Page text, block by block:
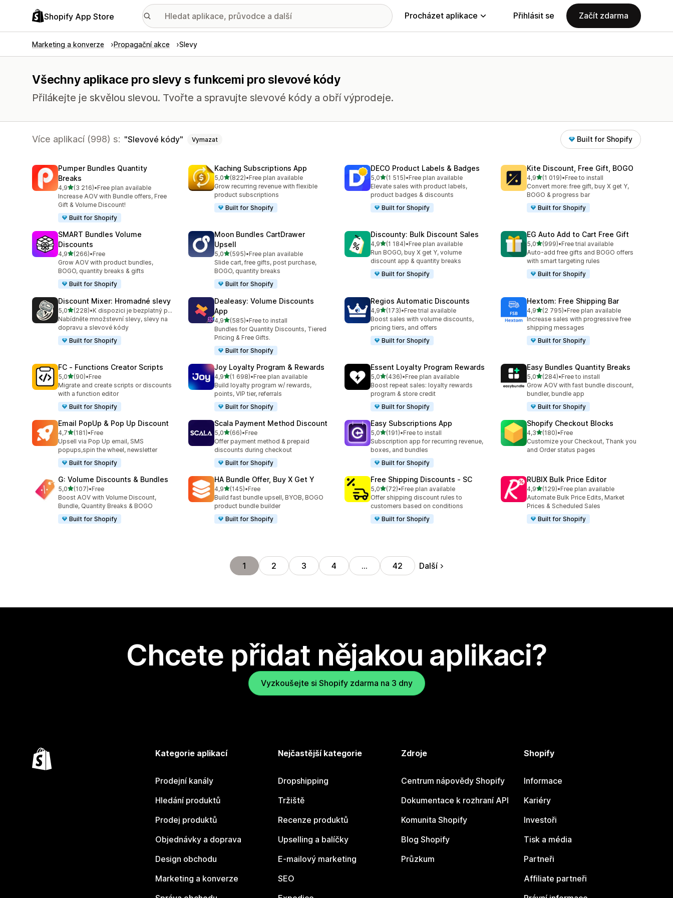
Shopify App Store Procházet aplikace Přihlásit se Začít zdarma
Marketing a konverze Propagační akce Slevy
Všechny aplikace pro slevy s funkcemi pro slevové kódy
Přilákejte je skvělou slevou. Tvořte a spravujte slevové kódy a obří výprodeje.
Více aplikací (998) s: Slevové kódy Vymazat Built for Shopify
Pumper Bundles Quantity
Breaks
4,9z 5 hvězd
(3 216)
Celkový počet recenzí: 3216
•Free plan available
Increase AOV with Bundle offers, Free
Gift & Volume Discount!
Built for Shopify
Kaching Subscriptions App
5,0z 5 hvězd
(822)
Celkový počet recenzí: 822
•Free plan available
Grow recurring revenue with flexible
product subscriptions
Built for Shopify
DECO Product Labels & Badges
5,0z 5 hvězd
(1 515)
Celkový počet recenzí: 1515
•Free plan available
Elevate sales with product labels,
product badges & discounts
Built for Shopify
Kite Discount, Free Gift, BOGO
4,9z 5 hvězd
(1 019)
Celkový počet recenzí: 1019
•Free to install
Convert more: free gift, buy X get Y,
BOGO & progress bar
Built for Shopify
SMART Bundles Volume
Discounts
4,9z 5 hvězd
(266)
Celkový počet recenzí: 266
•Free
Grow AOV with product bundles,
BOGO, quantity breaks & gifts
Built for Shopify
Moon Bundles CartDrawer
Upsell
5,0z 5 hvězd
(595)
Celkový počet recenzí: 595
•Free plan available
Slide cart, free gifts, post purchase,
BOGO, quantity breaks
Built for Shopify
Discounty: Bulk Discount Sales
4,9z 5 hvězd
(1 184)
Celkový počet recenzí: 1184
•Free plan available
Run BOGO, buy X get Y, volume
discount app & quantity breaks
Built for Shopify
EG Auto Add to Cart Free Gift
5,0z 5 hvězd
(999)
Celkový počet recenzí: 999
•Free trial available
Auto-add free gifts and BOGO offers
with smart targeting rules
Built for Shopify
Discount Mixer: Hromadné slevy
5,0z 5 hvězd
(228)
Celkový počet recenzí: 228
•
K dispozici je bezplatný plán
Nabídněte množstevní slevy, slevy na
dopravu a slevové kódy
Built for Shopify
Dealeasy: Volume Discounts
App
4,9z 5 hvězd
(585)
Celkový počet recenzí: 585
•Free to install
Bundles for Quantity Discounts, Tiered
Pricing & Free Gifts.
Built for Shopify
Regios Automatic Discounts
4,9z 5 hvězd
(173)
Celkový počet recenzí: 173
•Free trial available
Boost sales with volume discounts,
pricing tiers, and offers
Built for Shopify
Hextom: Free Shipping Bar
4,9z 5 hvězd
(2 795)
Celkový počet recenzí: 2795
•Free plan available
Increase sales with progressive free
shipping messages
Built for Shopify
FC ‑ Functions Creator Scripts
5,0z 5 hvězd
(90)
Celkový počet recenzí: 90
•Free
Migrate and create scripts or discounts
with a function editor
Built for Shopify
Joy Loyalty Program & Rewards
4,9z 5 hvězd
(1 698)
Celkový počet recenzí: 1698
•Free plan available
Build loyalty program w/ rewards,
points, VIP tier, referrals
Built for Shopify
Essent Loyalty Program Rewards
5,0z 5 hvězd
(436)
Celkový počet recenzí: 436
•Free plan available
Boost repeat sales: loyalty rewards
program & store credit
Built for Shopify
Easy Bundles Quantity Breaks
5,0z 5 hvězd
(284)
Celkový počet recenzí: 284
•Free to install
Grow AOV with fast bundle discount,
bundler, bundle app
Built for Shopify
Email PopUp & Pop Up Discount
4,7z 5 hvězd
(181)
Celkový počet recenzí: 181
•Free
Upsell via Pop Up email, SMS
popups,spin the wheel, newsletter
Built for Shopify
Scala Payment Method Discount
5,0z 5 hvězd
(66)
Celkový počet recenzí: 66
•Free
Offer payment method & prepaid
discounts during checkout
Built for Shopify
Easy Subscriptions App
5,0z 5 hvězd
(191)
Celkový počet recenzí: 191
•Free to install
Subscription app for recurring revenue,
boxes, and bundles
Built for Shopify
Shopify Checkout Blocks
4,3z 5 hvězd
(180)
Celkový počet recenzí: 180
•Free
Customize your Checkout, Thank you
and Order status pages
G: Volume Discounts & Bundles
5,0z 5 hvězd
(107)
Celkový počet recenzí: 107
•Free
Boost AOV with Volume Discount,
Bundle, Quantity Breaks & BOGO
Built for Shopify
HA Bundle Offer, Buy X Get Y
4,9z 5 hvězd
(145)
Celkový počet recenzí: 145
•Free
Build fast bundle upsell, BYOB, BOGO
product bundle builder
Built for Shopify
Free Shipping Discounts ‑ SC
5,0z 5 hvězd
(72)
Celkový počet recenzí: 72
•Free plan available
Offer shipping discount rules to
customers based on conditions
Built for Shopify
RUBIX Bulk Price Editor
4,9z 5 hvězd
(129)
Celkový počet recenzí: 129
•Free plan available
Automate Bulk Price Edits, Market
Prices & Scheduled Sales
Built for Shopify
1 2 3 4 … 42 Další
Chcete přidat nějakou aplikaci?
Vyzkoušejte si Shopify zdarma na 3 dny
Kategorie aplikací
Prodejní kanály
Hledání produktů
Prodej produktů
Objednávky a doprava
Design obchodu
Marketing a konverze
Nejčastější kategorie
Dropshipping
Tržiště
Recenze produktů
Upselling a balíčky
E-mailový marketing
SEO
Zdroje
Centrum nápovědy Shopify
Dokumentace k rozhraní API
Komunita Shopify
Blog Shopify
Průzkum
Shopify
Informace
Kariéry
Investoři
Tisk a média
Partneři
Affiliate partneři